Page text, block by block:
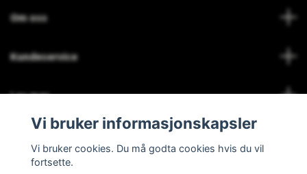
Om oss
Kundeservice
Les mer
Social Media
Vi bruker informasjonskapsler
Vi bruker cookies. Du må godta cookies hvis du vil
fortsette.